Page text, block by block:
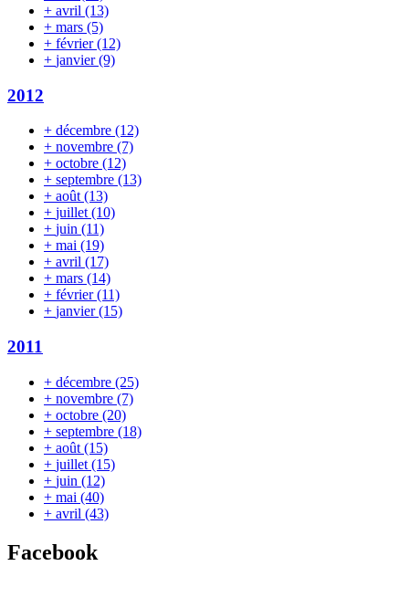
+ avril (13)
+ mars (5)
+ février(12)
+ janvier(9)
2012
+ décembre (12)
+ novembre (7)
+ octobre (12)
+ septembre (13)
+ août (13)
+ juillet (10)
+ juin (11)
+ mai (19)
+ avril (17)
+ mars (14)
+ février(11)
+ janvier(15)
2011
+ décembre (25)
+ novembre (7)
+ octobre (20)
+ septembre (18)
+ août (15)
+ juillet (15)
+ juin (12)
+ mai (40)
+ avril (43)
Facebook